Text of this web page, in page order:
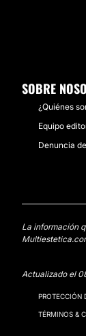
SOBRE
¿Quiénes
Equipo
Denuncia
La información
Actualizado el
PROTECCIÓN
TÉRMINOS &